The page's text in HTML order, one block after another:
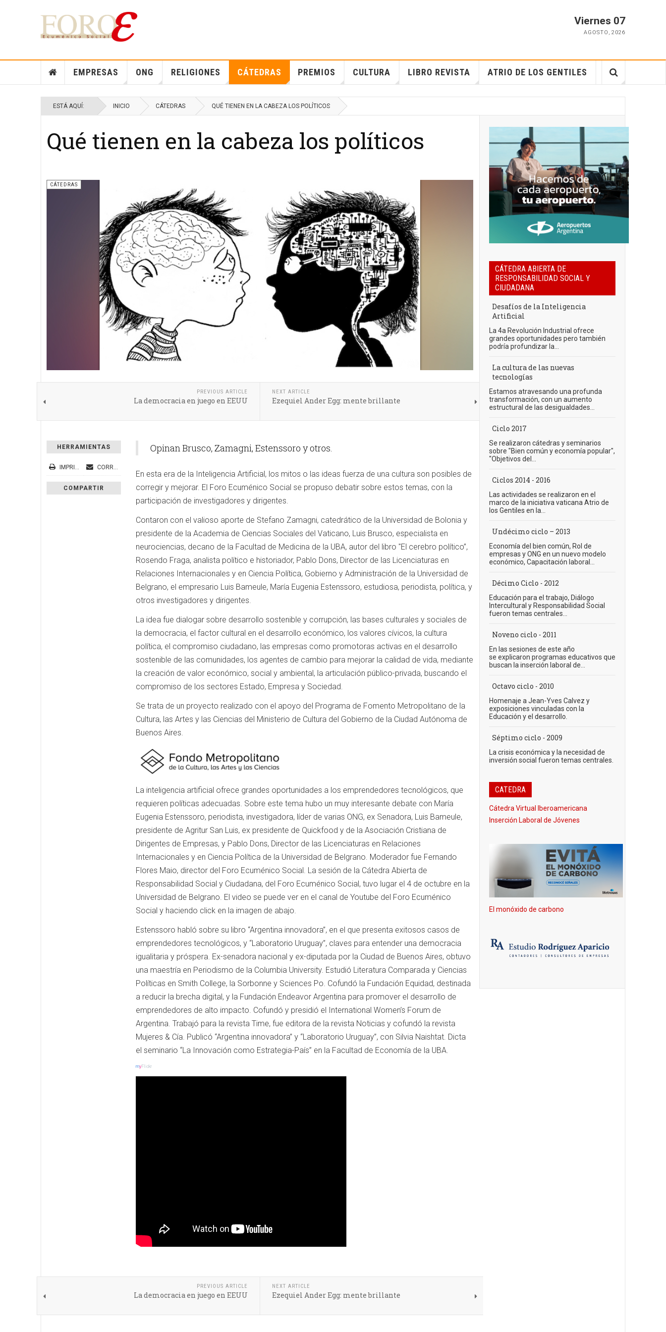
Viernes 07
AGOSTO , 2026
EMPRESAS ONG RELIGIONES CÁTEDRAS PREMIOS CULTURA LIBRO REVISTA ATRIO DE LOS GENTILES
ESTÁ AQUÍ: INICIO CÁTEDRAS QUÉ TIENEN EN LA CABEZA LOS POLÍTICOS
Qué tienen en la cabeza los políticos
CÁTEDRAS
PREVIOUS ARTICLE
La democracia en juego en EEUU
NEXT ARTICLE
Ezequiel Ander Egg: mente brillante
HERRAMIENTAS
IMPRIMIR CORREO ELECTRÓNICO
COMPARTIR
Opinan Brusco, Zamagni, Estenssoro y otros.
En esta era de la Inteligencia Artificial, los mitos o las ideas fuerza de una cultura son posibles de
corregir y mejorar. El Foro Ecuménico Social se propuso debatir sobre estos temas, con la
participación de investigadores y dirigentes.
Contaron con el valioso aporte de Stefano Zamagni, catedrático de la Universidad de Bolonia y
presidente de la Academia de Ciencias Sociales del Vaticano, Luis Brusco, especialista en
neurociencias, decano de la Facultad de Medicina de la UBA, autor del libro "El cerebro político”,
Rosendo Fraga, analista político e historiador, Pablo Dons, Director de las Licenciaturas en
Relaciones Internacionales y en Ciencia Política, Gobierno y Administración de la Universidad de
Belgrano, el empresario Luis Bameule, María Eugenia Estenssoro, estudiosa, periodista, política, y
otros investigadores y dirigentes.
La idea fue dialogar sobre desarrollo sostenible y corrupción, las bases culturales y sociales de
la democracia, el factor cultural en el desarrollo económico, los valores cívicos, la cultura
política, el compromiso ciudadano, las empresas como promotoras activas en el desarrollo
sostenible de las comunidades, los agentes de cambio para mejorar la calidad de vida, mediante
la creación de valor económico, social y ambiental, la articulación público-privada, buscando el
compromiso de los sectores Estado, Empresa y Sociedad.
Se trata de un proyecto realizado con el apoyo del Programa de Fomento Metropolitano de la
Cultura, las Artes y las Ciencias del Ministerio de Cultura del Gobierno de la Ciudad Autónoma de
Buenos Aires.
La inteligencia artificial ofrece grandes oportunidades a los emprendedores tecnológicos, que
requieren políticas adecuadas. Sobre este tema hubo un muy interesante debate con María
Eugenia Estenssoro, periodista, investigadora, líder de varias ONG, ex Senadora, Luis Bameule,
presidente de Agritur San Luis, ex presidente de Quickfood y de la Asociación Cristiana de
Dirigentes de Empresas, y Pablo Dons, Director de las Licenciaturas en Relaciones
Internacionales y en Ciencia Política de la Universidad de Belgrano. Moderador fue Fernando
Flores Maio, director del Foro Ecuménico Social. La sesión de la Cátedra Abierta de
Responsabilidad Social y Ciudadana, del Foro Ecuménico Social, tuvo lugar el 4 de octubre en la
Universidad de Belgrano. El video se puede ver en el canal de Youtube del Foro Ecuménico
Social y haciendo click en la imagen de abajo.
Estenssoro habló sobre su libro “Argentina innovadora”, en el que presenta exitosos casos de
emprendedores tecnológicos, y “Laboratorio Uruguay”, claves para entender una democracia
igualitaria y próspera. Ex-senadora nacional y ex-diputada por la Ciudad de Buenos Aires, obtuvo
una maestría en Periodismo de la Columbia University. Estudió Literatura Comparada y Ciencias
Políticas en Smith College, la Sorbonne y Sciences Po. Cofundó la Fundación Equidad, destinada
a reducir la brecha digital, y la Fundación Endeavor Argentina para promover el desarrollo de
emprendedores de alto impacto. Cofundó y presidió el International Women’s Forum de
Argentina. Trabajó para la revista Time, fue editora de la revista Noticias y cofundó la revista
Mujeres & Cía. Publicó “Argentina innovadora” y “Laboratorio Uruguay”, con Silvia Naishtat. Dicta
el seminario “La Innovación como Estrategia-País” en la Facultad de Economía de la UBA.
my Flickr
PREVIOUS ARTICLE
La democracia en juego en EEUU
NEXT ARTICLE
Ezequiel Ander Egg: mente brillante
CÁTEDRA ABIERTA DE
RESPONSABILIDAD SOCIAL Y
CIUDADANA
Desafíos de la Inteligencia
Artificial
La 4a Revolución Industrial ofrece
grandes oportunidades pero también
podría profundizar la...
La cultura de las nuevas
tecnologías
Estamos atravesando una profunda
transformación, con un aumento
estructural de las desigualdades...
Ciclo 2017
Se realizaron cátedras y seminarios
sobre "Bien común y economía popular",
"Objetivos del...
Ciclos 2014 - 2016
Las actividades se realizaron en el
marco de la iniciativa vaticana Atrio de
los Gentiles en la...
Undécimo ciclo – 2013
Economía del bien común, Rol de
empresas y ONG en un nuevo modelo
económico, Capacitación laboral...
Décimo Ciclo - 2012
Educación para el trabajo, Diálogo
Intercultural y Responsabilidad Social
fueron temas centrales...
Noveno ciclo - 2011
En las sesiones de este año
se explicaron programas educativos que
buscan la inserción laboral de...
Octavo ciclo - 2010
Homenaje a Jean-Yves Calvez y
exposiciones vinculadas con la
Educación y el desarrollo.
Séptimo ciclo - 2009
La crisis económica y la necesidad de
inversión social fueron temas centrales.
CATEDRA
Cátedra Virtual Iberoamericana
Inserción Laboral de Jóvenes
El monóxido de carbono